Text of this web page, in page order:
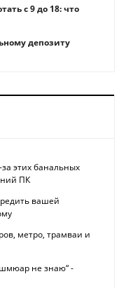
с 9 до 18: что
депозиту
этих банальных
ПК
вашей
метро, трамваи и
шмюар не знаю“ -